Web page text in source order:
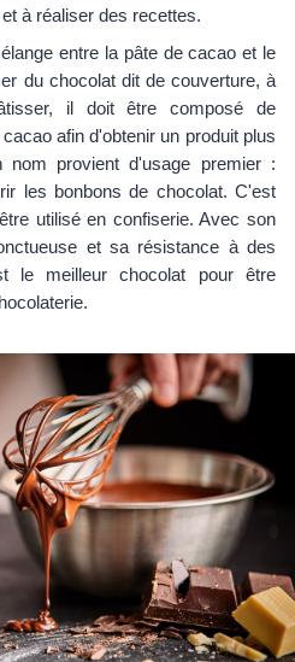
à réaliser des recettes.
entre la pâte de cacao et le
du chocolat dit de couverture, à
il doit être composé de
afin d'obtenir un produit plus
provient d'usage premier :
les bonbons de chocolat. C'est
utilisé en confiserie. Avec son
et sa résistance à des
le meilleur chocolat pour être